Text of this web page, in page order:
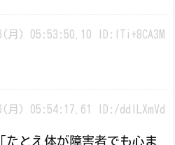
月) 05:53:50.10 ID:lTi+8CA3M
月) 05:54:17.61 ID:/ddlLXmVd
たとえ体が障害者でも心ま